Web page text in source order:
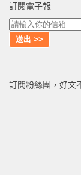
訂閱電子報
訂閱粉絲團，好文